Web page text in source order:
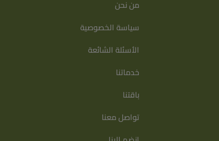
من نحن
سياسة الخصوصية
الأسئلة الشائعة
خدماتنا
باقتنا
تواصل معنا